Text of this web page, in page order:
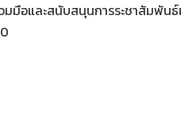
มมือและสนับสนุนการระชาสัมพัน